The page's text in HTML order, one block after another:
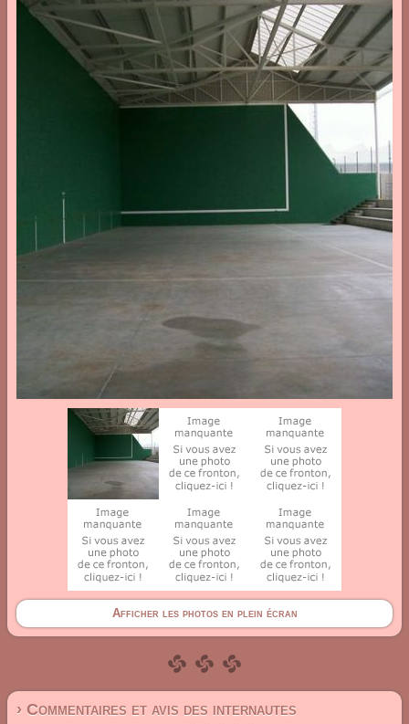
Afficher les photos en plein écran
› Commentaires et avis des internautes